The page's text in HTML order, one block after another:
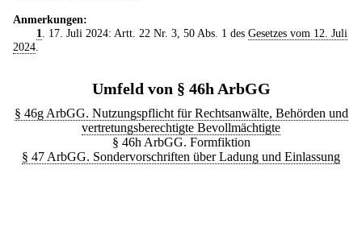
Anmerkungen:
1
. 17. Juli 2024: Artt. 22 Nr. 3, 50 Abs. 1 des Gesetzes vom 12. Juli
2024
Umfeld von § 46h ArbGG
§ 46g ArbGG. Nutzungspflicht für Rechtsanwälte, Behörden und
vertretungsberechtigte Bevollmächtigte
§ 46h ArbGG. Formfiktion
§ 47 ArbGG. Sondervorschriften über Ladung und Einlassung